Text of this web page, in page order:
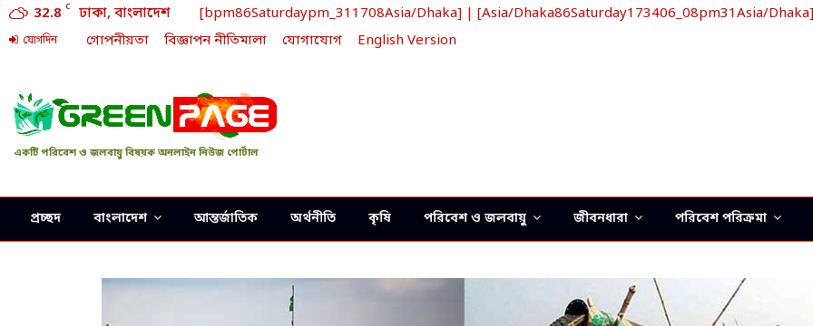
32.8 C ঢাকা, বাংলাদেশ [bpm86Saturdaypm_311708Asia/Dhaka] | [Asia/Dhaka86Saturday173406_08pm31Asia/Dhaka]
যোগদিন গোপনীয়তা বিজ্ঞাপন নীতিমালা যোগাযোগ English Version
একটি পরিবেশ ও জলবায়ু বিষয়ক অনলাইন নিউজ পোর্টাল
প্রচ্ছদ বাংলাদেশ আন্তর্জাতিক অর্থনীতি কৃষি পরিবেশ ও জলবায়ু জীবনধারা পরিবেশ পরিক্রমা